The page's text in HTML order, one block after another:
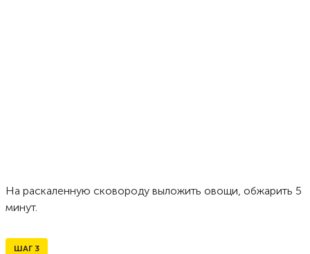
На раскаленную сковороду выложить овощи, обжарить 5
минут.
ШАГ 3